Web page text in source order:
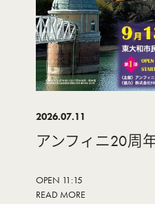
2026.07.11
アンフィニ20周
OPEN 11:15
READ MORE